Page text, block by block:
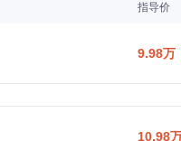
指导价
9.98万
10.98